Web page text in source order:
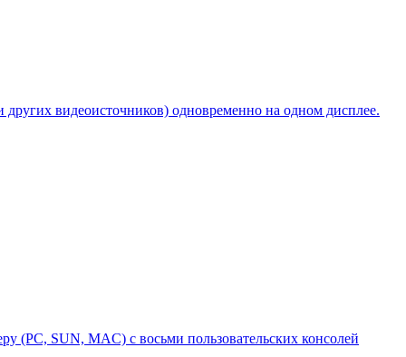
видеоисточников) одновременно на одном дисплее.
SUN, MAC) с восьми пользовательских консолей